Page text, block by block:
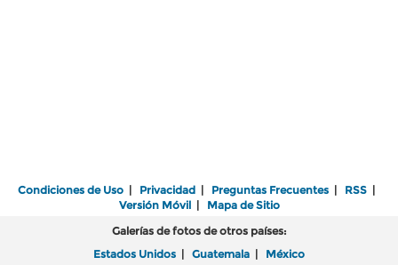
Condiciones de Uso | Privacidad | Preguntas Frecuentes | RSS |
Versión Móvil| Mapa de Sitio
Galerías de fotos de otros países:
Estados Unidos | Guatemala | México